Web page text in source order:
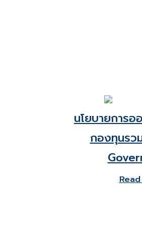
นโยบายการอ
กองทุนรว